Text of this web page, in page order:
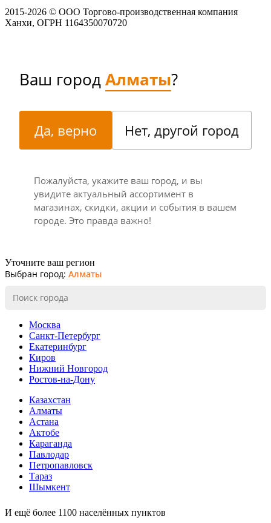
2015-2026 © ООО Торгово-производственная компания
Ханхи, ОГРН 1164350070720
Ваш городАлматы?
Да, верно Нет, другой город
Пожалуйста, укажите ваш город, и вы
увидите актуальный ассортимент в
магазинах, скидки, акции и события в вашем
городе. Это правда важно!
Уточните ваш регион
Выбран город: Алматы
Москва
Санкт-Петербург
Екатеринбург
Киров
Нижний Новгород
Ростов-на-Дону
Казахстан
Алматы
Астана
Актобе
Караганда
Павлодар
Петропавловск
Тараз
Шымкент
И ещё более 1100 населённых пунктов